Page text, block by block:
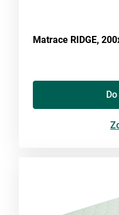
Matrace RIDGE,